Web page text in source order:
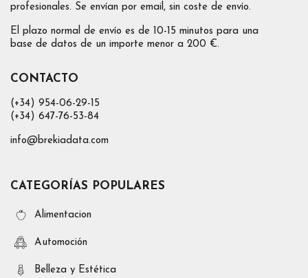
profesionales. Se envían por email, sin coste de envío.
El plazo normal de envío es de 10-15 minutos para una
base de datos de un importe menor a 200 €.
CONTACTO
(+34) 954-06-29-15
(+34) 647-76-53-84
info@brekiadata.com
CATEGORÍAS POPULARES
Alimentacion
Automoción
Belleza y Estética